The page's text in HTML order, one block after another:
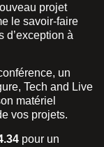
projet
le savoir-faire
d’exception à
un
Tech and Live
matériel
vos projets.
pour un